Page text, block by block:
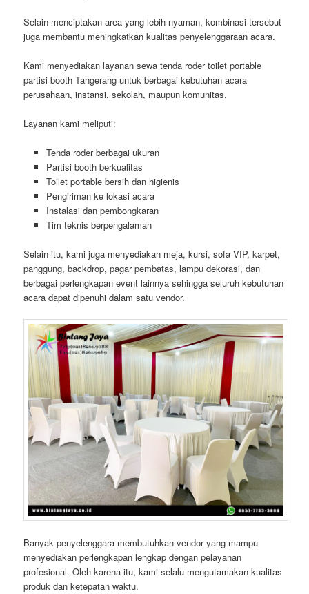
Selain menciptakan area yang lebih nyaman, kombinasi tersebut
juga membantu meningkatkan kualitas penyelenggaraan acara.
Kami menyediakan layanan sewa tenda roder toilet portable
partisi booth Tangerang untuk berbagai kebutuhan acara
perusahaan, instansi, sekolah, maupun komunitas.
Layanan kami meliputi:
Tenda roder berbagai ukuran
Partisi booth berkualitas
Toilet portable bersih dan higienis
Pengiriman ke lokasi acara
Instalasi dan pembongkaran
Tim teknis berpengalaman
Selain itu, kami juga menyediakan meja, kursi, sofa VIP, karpet,
panggung, backdrop, pagar pembatas, lampu dekorasi, dan
berbagai perlengkapan event lainnya sehingga seluruh kebutuhan
acara dapat dipenuhi dalam satu vendor.
Banyak penyelenggara membutuhkan vendor yang mampu
menyediakan perlengkapan lengkap dengan pelayanan
profesional. Oleh karena itu, kami selalu mengutamakan kualitas
produk dan ketepatan waktu.